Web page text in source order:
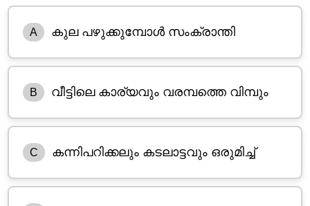
A കുല പഴുക്കുമ്പോൾ സംക്രാന്തി
B വീട്ടിലെ കാര്യവും വരമ്പത്തെ വിമ്പും
C കന്നിപറിക്കലും കടലാട്ടവും ഒരുമിച്ച്